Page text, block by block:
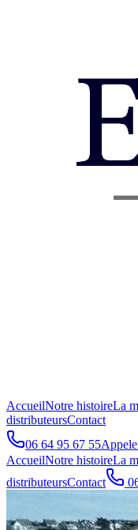
AccueilNotre histoireLa
distributeursContact
06 64 95 67 55
AccueilNotre histoireLa
distributeursContact